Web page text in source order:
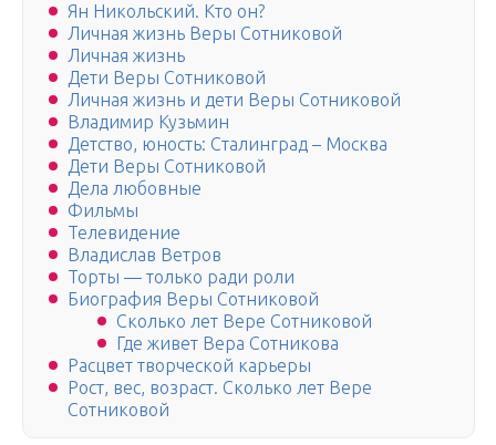
Ян Никольский. Кто он?
Личная жизнь Веры Сотниковой
Личная жизнь
Дети Веры Сотниковой
Личная жизнь и дети Веры Сотниковой
Владимир Кузьмин
Детство, юность: Сталинград – Москва
Дети Веры Сотниковой
Дела любовные
Фильмы
Телевидение
Владислав Ветров
Торты — только ради роли
Биография Веры Сотниковой
Сколько лет Вере Сотниковой
Где живет Вера Сотникова
Расцвет творческой карьеры
Рост, вес, возраст. Сколько лет Вере
Сотниковой